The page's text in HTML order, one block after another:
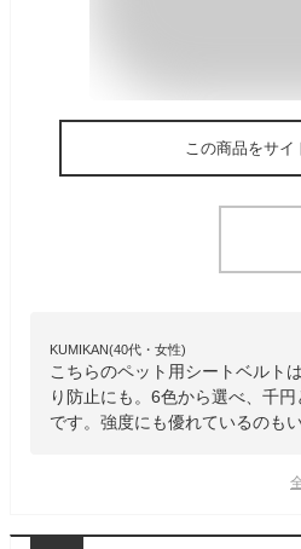
この商品をサイ
KUMIKAN(40代・女性)
こちらのペット用シートベルト
り防止にも。6色から選べ、千
です。強度にも優れているのも